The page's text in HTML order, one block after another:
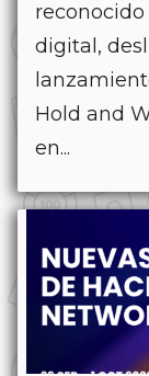
digital,
Hold and
en...